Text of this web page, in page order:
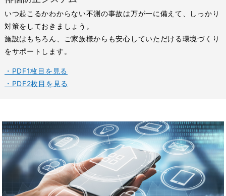
いつ起こるかわからない不測の事故は万が一に備えて、しっかり
対策をしておきましょう。
施設はもちろん、ご家族様からも安心していただける環境づくり
をサポートします。
・PDF1枚目を見る
・PDF2枚目を見る